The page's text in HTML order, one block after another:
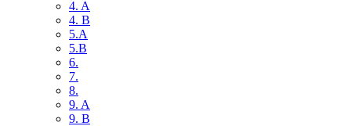
4. A
4. B
5.A
5.B
6.
7.
8.
9. A
9. B